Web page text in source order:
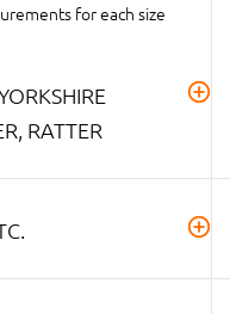
for each size
RATTER